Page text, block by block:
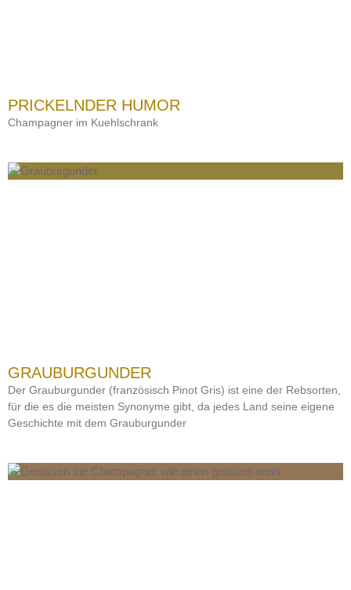
PRICKELNDER HUMOR
Champagner im Kuehlschrank
GRAUBURGUNDER
Der Grauburgunder (französisch Pinot Gris) ist eine der Rebsorten,
für die es die meisten Synonyme gibt, da jedes Land seine eigene
Geschichte mit dem Grauburgunder